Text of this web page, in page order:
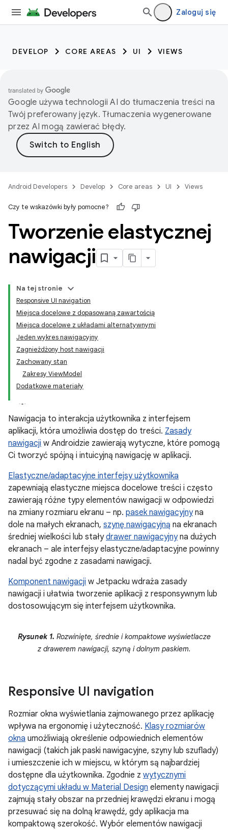
Zaloguj się
DEVELOP CORE AREAS UI VIEWS
Google używa technologii AI do tłumaczenia treści na
Twój preferowany język. Tłumaczenia wygenerowane
przez AI mogą zawierać błędy.
Android Developers Develop Core areas UI Views
Czy te wskazówki były pomocne?
Tworzenie elastycznej
nawigacji
Na tej stronie
Responsive UI navigation
Miejsca docelowe z dopasowaną zawartością
Miejsca docelowe z układami alternatywnymi
Jeden wykres nawigacyjny
Zagnieżdżony host nawigacji
Zachowany stan
Zakresy ViewModel
Dodatkowe materiały
Nawigacja to interakcja użytkownika z interfejsem
aplikacji, która umożliwia dostęp do treści. Zasady
nawigacji w Androidzie zawierają wytyczne, które pomogą
Ci tworzyć spójną i intuicyjną nawigację w aplikacji.
Elastyczne/adaptacyjne interfejsy użytkownika
zapewniają elastyczne miejsca docelowe treści i często
zawierają różne typy elementów nawigacji w odpowiedzi
na zmiany rozmiaru ekranu – np. pasek nawigacyjnyna
dole na małych ekranach, szynę nawigacyjną na ekranach
średniej wielkości lub stałydrawer nawigacyjnyna dużych
ekranach – ale interfejsy elastyczne/adaptacyjne powinny
nadal być zgodne z zasadami nawigacji.
Komponent nawigacji w Jetpacku wdraża zasady
nawigacji i ułatwia tworzenie aplikacji z responsywnym lub
dostosowującym się interfejsem użytkownika.
Rysunek 1. Rozwinięte, średnie i kompaktowe wyświetlacze
z drawerem nawigacji, szyną i dolnym paskiem.
Responsive UI navigation
Rozmiar okna wyświetlania zajmowanego przez aplikację
wpływa na ergonomię i użyteczność. Klasy rozmiarów
okna umożliwiają określenie odpowiednich elementów
nawigacji (takich jak paski nawigacyjne, szyny lub szuflady)
i umieszczenie ich w miejscu, w którym są najbardziej
dostępne dla użytkownika. Zgodnie z wytycznymi
dotyczącymi układu w Material Design elementy nawigacji
zajmują stały obszar na przedniej krawędzi ekranu i mogą
przesuwać się na dolną krawędź, gdy aplikacja ma
kompaktową szerokość. Wybór elementów nawigacji